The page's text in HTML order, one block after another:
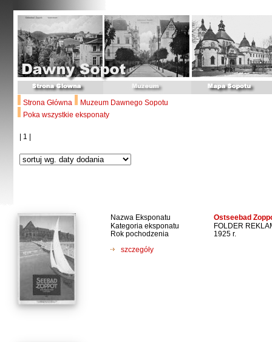
Strona Główna
Muzeum Dawnego Sopotu
Poka wszystkie eksponaty
| 1 |
Nazwa Eksponatu Ostseebad
Kategoria eksponatu
FOLDER
Rok pochodzenia
1925 r.
szczegóły